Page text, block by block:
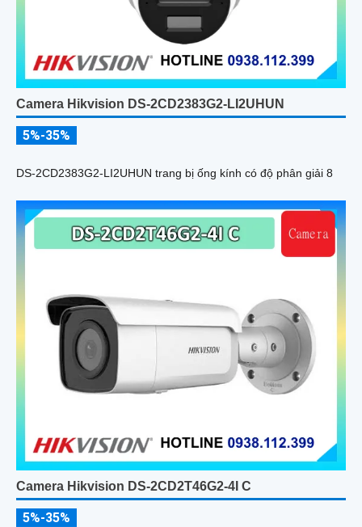
Camera Hikvision DS-2CD2383G2-LI2UHUN
5%-35%
DS-2CD2383G2-LI2UHUN trang bị ống kính có độ phân giải 8
Camera Hikvision DS-2CD2T46G2-4I C
5%-35%